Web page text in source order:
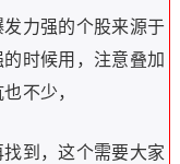
力强的个股来源于
时候用，注意叠加
不少，
到，这个需要大家